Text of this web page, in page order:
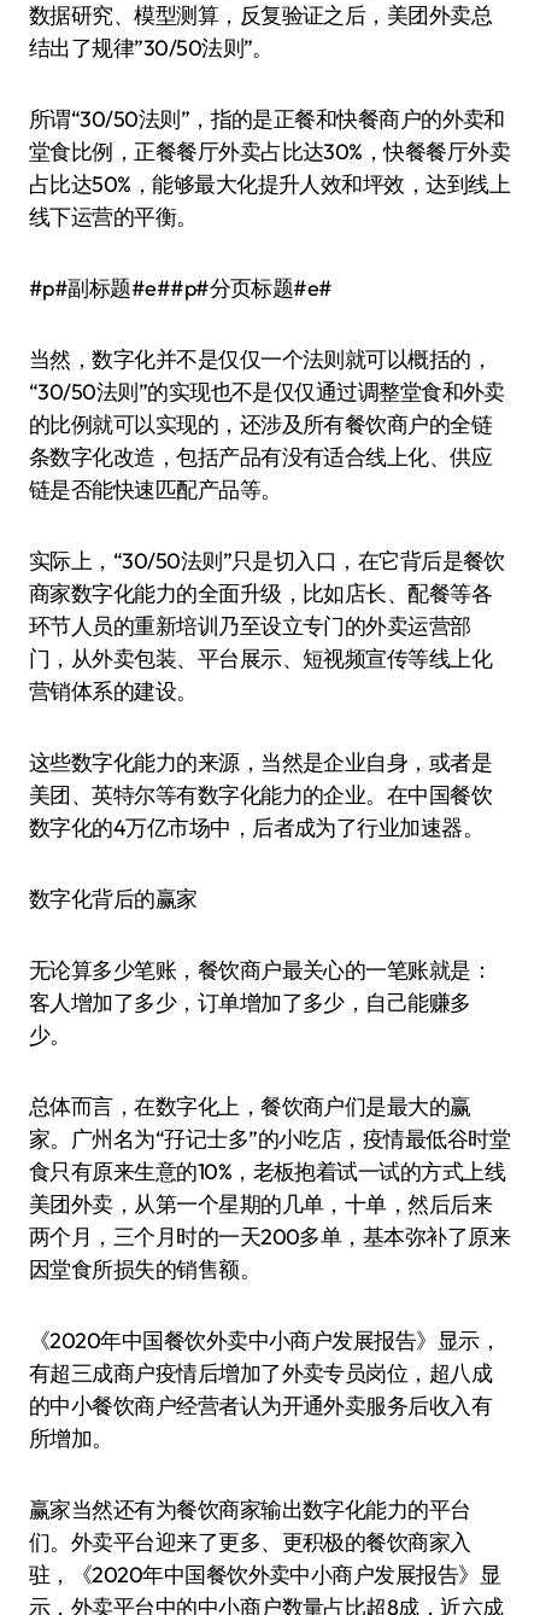
数据研究、模型测算，反复验证之后，美团外卖总
结出了规律”30/50法则”。
所谓“30/50法则”，指的是正餐和快餐商户的外卖和
堂食比例，正餐餐厅外卖占比达30%，快餐餐厅外卖
占比达50%，能够最大化提升人效和坪效，达到线上
线下运营的平衡。
#p#副标题#e##p#分页标题#e#
当然，数字化并不是仅仅一个法则就可以概括的，
“30/50法则”的实现也不是仅仅通过调整堂食和外卖
的比例就可以实现的，还涉及所有餐饮商户的全链
条数字化改造，包括产品有没有适合线上化、供应
链是否能快速匹配产品等。
实际上，“30/50法则”只是切入口，在它背后是餐饮
商家数字化能力的全面升级，比如店长、配餐等各
环节人员的重新培训乃至设立专门的外卖运营部
门，从外卖包装、平台展示、短视频宣传等线上化
营销体系的建设。
这些数字化能力的来源，当然是企业自身，或者是
美团、英特尔等有数字化能力的企业。在中国餐饮
数字化的4万亿市场中，后者成为了行业加速器。
数字化背后的赢家
无论算多少笔账，餐饮商户最关心的一笔账就是：
客人增加了多少，订单增加了多少，自己能赚多
少。
总体而言，在数字化上，餐饮商户们是最大的赢
家。广州名为“孖记士多”的小吃店，疫情最低谷时堂
食只有原来生意的10%，老板抱着试一试的方式上线
美团外卖，从第一个星期的几单，十单，然后后来
两个月，三个月时的一天200多单，基本弥补了原来
因堂食所损失的销售额。
《2020年中国餐饮外卖中小商户发展报告》显示，
有超三成商户疫情后增加了外卖专员岗位，超八成
的中小餐饮商户经营者认为开通外卖服务后收入有
所增加。
赢家当然还有为餐饮商家输出数字化能力的平台
们。外卖平台迎来了更多、更积极的餐饮商家入
驻，《2020年中国餐饮外卖中小商户发展报告》显
示，外卖平台中的中小商户数量占比超8成，近六成